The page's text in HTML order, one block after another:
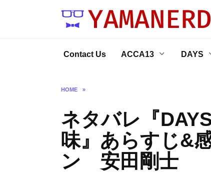
Contact Us ACCA13 DAYS
HOME »
ネタバレ『
味』あらすじ&
ン 安田剛士